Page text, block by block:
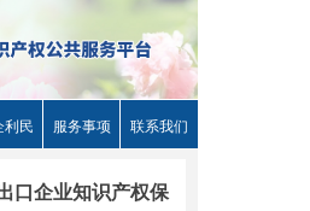
利民 服务事项 联系我们
口企业知识产权保